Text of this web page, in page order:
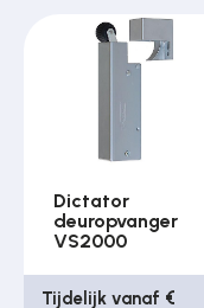
Dictator
deuropvanger
VS2000
Tijdelijk vanaf €